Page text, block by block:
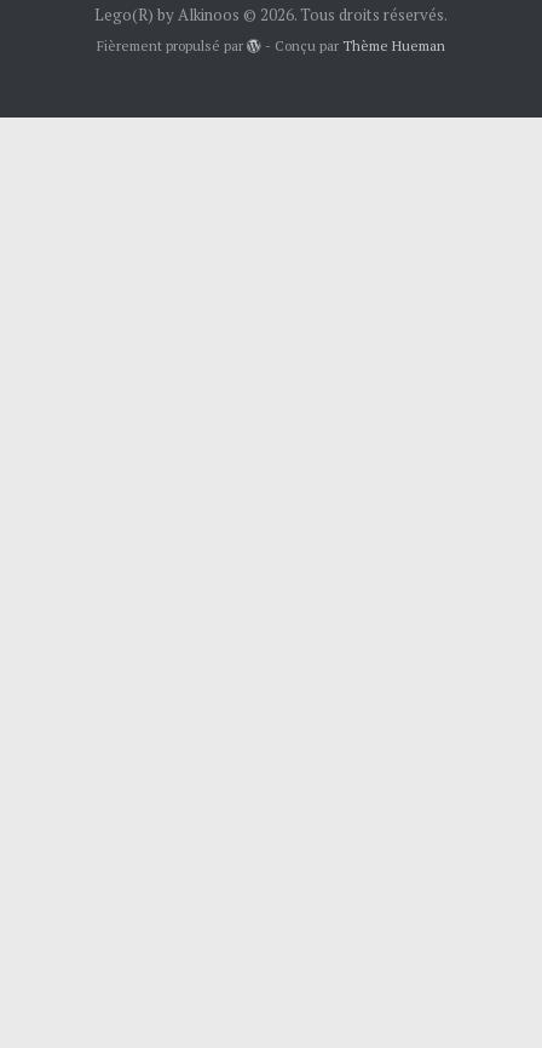
Lego(R) by Alkinoos © 2026. Tous droits réservés.
Fièrement propulsé par - Conçu par Thème Hueman